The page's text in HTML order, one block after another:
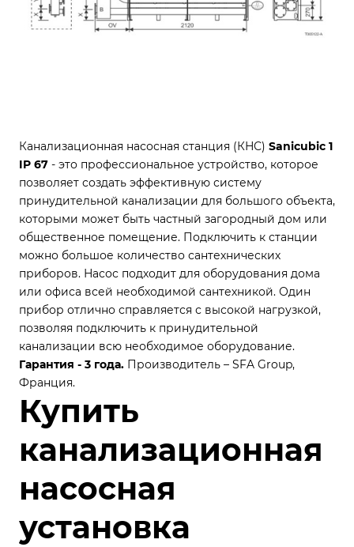
Канализационная насосная станция (КНС) Sanicubic 1
IP 67 - это профессиональное устройство, которое
позволяет создать эффективную систему
принудительной канализации для большого объекта,
которыми может быть частный загородный дом или
общественное помещение. Подключить к станции
можно большое количество сантехнических
приборов. Насос подходит для оборудования дома
или офиса всей необходимой сантехникой. Один
прибор отлично справляется с высокой нагрузкой,
позволяя подключить к принудительной
канализации всю необходимое оборудование.
Гарантия - 3 года. Производитель – SFA Group,
Франция.
Купить
канализационная
насосная
установка